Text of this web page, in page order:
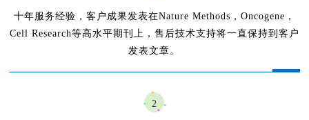
十年服务经验，客户成果发表在Nature Methods，Oncogene，
Cell Research等高水平期刊上， 售后技术支持将一直保持到客户
发表文章 。
2